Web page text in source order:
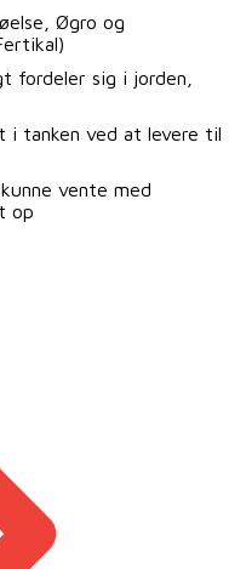
Øgro og
fordeler sig i jorden,
tanken ved at levere til
vente med
op